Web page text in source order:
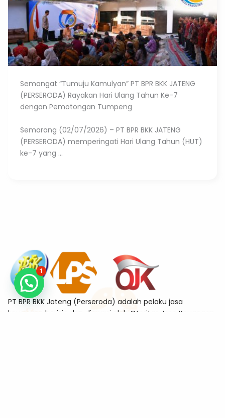
Semangat “Tumuju Kamulyan” PT BPR BKK JATENG
(PERSERODA) Rayakan Hari Ulang Tahun Ke-7
dengan Pemotongan Tumpeng
Semarang (02/07/2026) – PT BPR BKK JATENG
(PERSERODA) memperingati Hari Ulang Tahun (HUT)
ke-7 yang ...
PT BPR BKK Jateng (Perseroda) adalah pelaku jasa
keuangan berizin dan diawasi oleh Otoritas Jasa Keuangan
1